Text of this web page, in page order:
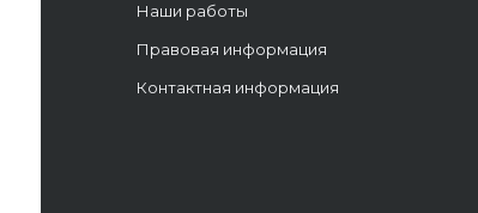
Наши работы
Правовая информация
Контактная информация